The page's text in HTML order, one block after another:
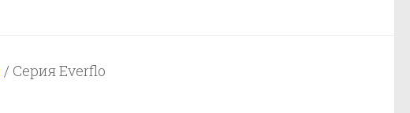
/ Серия Everflo